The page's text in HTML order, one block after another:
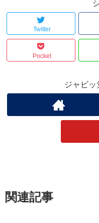
Twitter
Pocket
ジャビッ
関連記事